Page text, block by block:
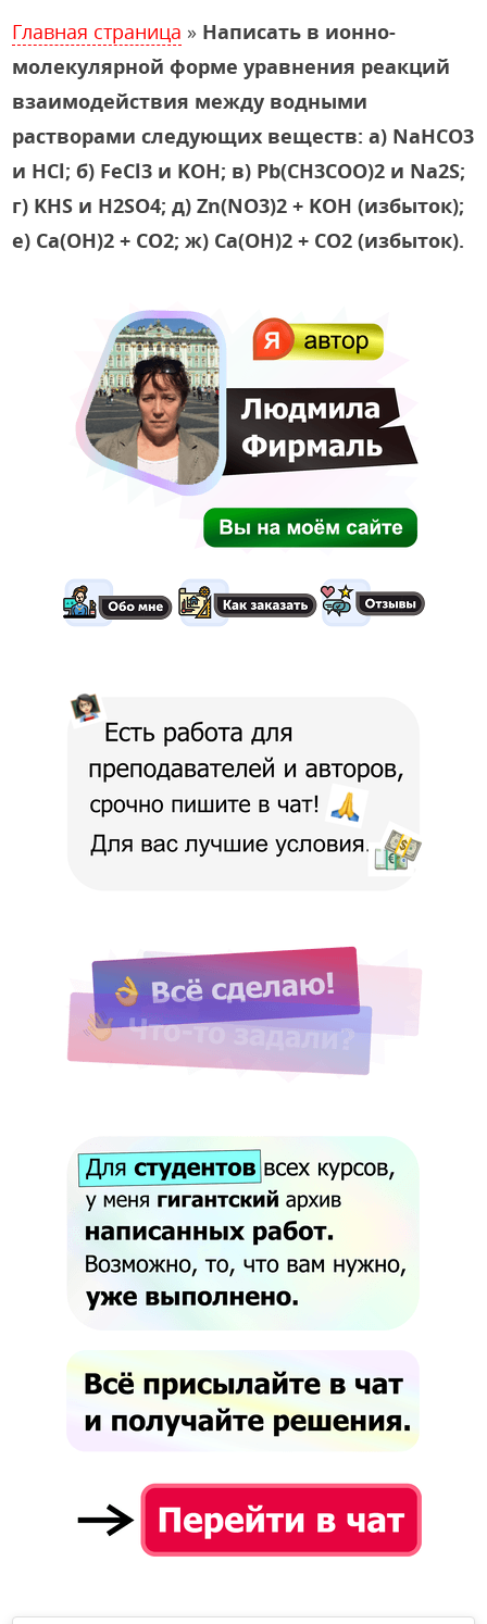
Главная страница » Написать в ионно-
молекулярной форме уравнения реакций
взаимодействия между водными
растворами следующих веществ: а) NaHCO3
и HCl; б) FeCl3 и KOH; в) Pb(CH3COO)2 и Na2S;
г) KHS и H2SO4; д) Zn(NO3)2 + KOH (избыток);
е) Ca(OH)2 + CO2; ж) Ca(OH)2 + CO2 (избыток).